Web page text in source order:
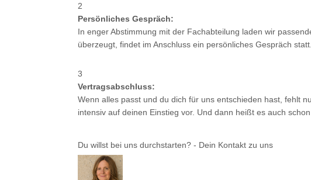
2
Persönliches Gespräch:
In enger Abstimmung mit der Fachabteilung laden wir
überzeugt, findet im Anschluss ein persönliches Gespräch statt.
3
Vertragsabschluss:
Wenn alles passt und du dich für uns entschieden hast, fehlt
intensiv auf deinen Einstieg vor. Und dann heißt es auch
Du willst bei uns durchstarten? - Dein Kontakt zu uns